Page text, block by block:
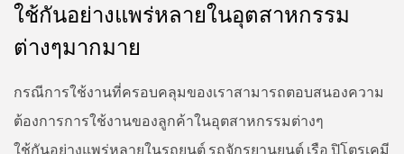
ใช้กันอย่างแพร่หลายในอุตสาหกรรม
ต่างๆมากมาย
กรณีการใช้งานที่ครอบคลุมของเราสามารถตอบสนองความ
ต้องการการใช้งานของลูกค้าในอุตสาหกรรมต่างๆ
ใช้กันอย่างแพร่หลายในรถยนต์ รถจักรยานยนต์ เรือ ปิโตรเคมี